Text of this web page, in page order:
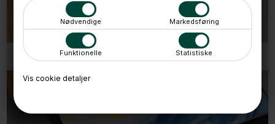
Nødvendige Markedsføring
Funktionelle Statistiske
Vis cookie detaljer
SKIFT LET BØRNETEGNINGER